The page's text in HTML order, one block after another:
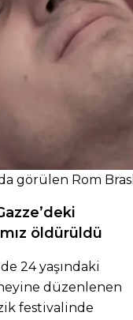
görülen Rom
öldürüldü
24 yaşındaki
düzenlenen
festivalinde